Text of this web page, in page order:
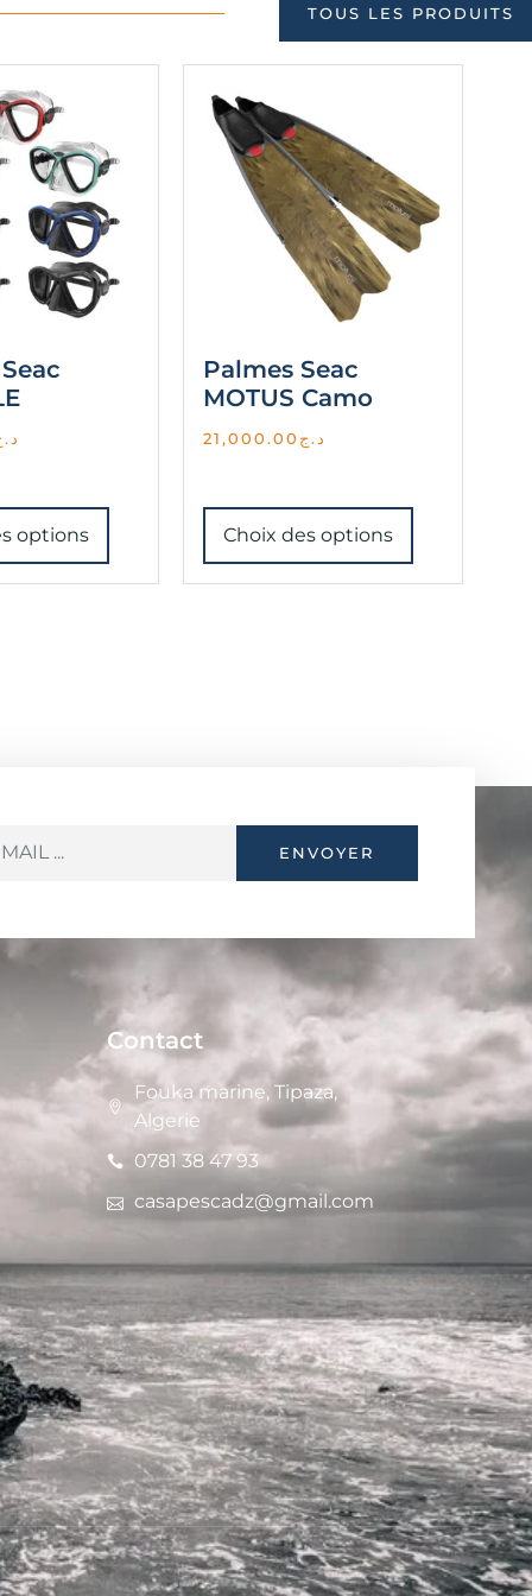
TOUS LES PRODUITS
options
Palmes Seac
MOTUS Camo
د.ج 21,000.00
Choix des options
ENVOYER
Contact
Fouka marine, Tipaza,
Algerie
0781 38 47 93
casapescadz@gmail.com